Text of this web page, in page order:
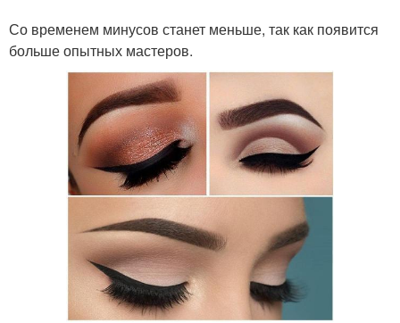
Со временем минусов станет меньше, так как появится
больше опытных мастеров.